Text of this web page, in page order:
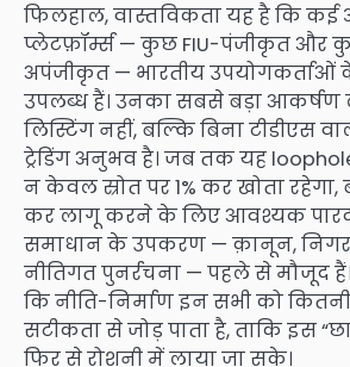
फिलहाल, वास्तविकता यह है कि
प्लेटफ़ॉर्म्स — कुछ FIU-पंजीकृत और
अपंजीकृत — भारतीय
उपलब्ध हैं। उनका सबसे बड़ा आकर्षण
लिस्टिंग नहीं, बल्कि बिना टीडीएस
ट्रेडिंग अनुभव है। जब तक यह
न केवल स्रोत पर 1% कर खोता रहेगा,
कर लागू करने के लिए आवश्यक
समाधान के उपकरण — क़ानून,
नीतिगत पुनर्रचना — पहले से मौजूद
कि नीति-निर्माण इन सभी को
सटीकता से जोड़ पाता है, ताकि इस
फिर से रोशनी में लाया जा सके।